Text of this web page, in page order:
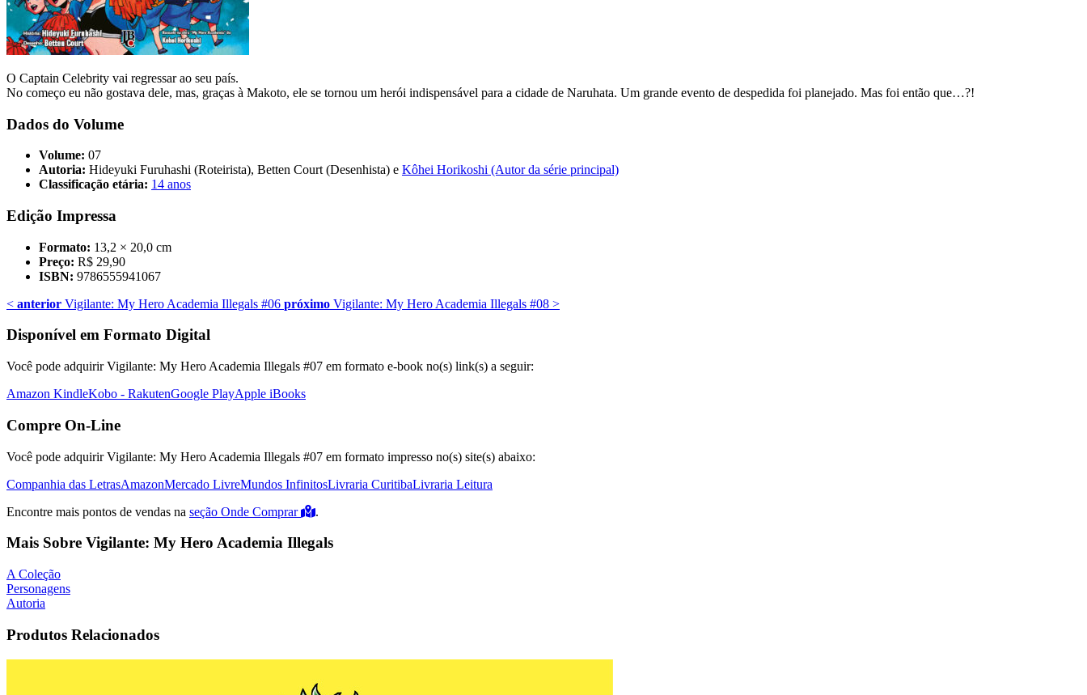
O Captain Celebrity vai regressar ao seu país.
No começo eu não gostava dele, mas, graças à Makoto, ele se tornou um herói indispensável para a cidade de Naruhata. Um grande evento de despedida foi planejado. Mas foi então que…?!
Dados do Volume
Volume: 07
Autoria: Hideyuki Furuhashi (Roteirista), Betten Court (Desenhista) e Kôhei Horikoshi (Autor da série principal)
Classificação etária: 14 anos
Edição Impressa
Formato: 13,2 × 20,0 cm
Preço: R$ 29,90
ISBN: 9786555941067
< anterior Vigilante: My Hero Academia Illegals #06 próximo Vigilante: My Hero Academia Illegals #08 >
Disponível em Formato Digital
Você pode adquirir Vigilante: My Hero Academia Illegals #07 em formato e-book no(s) link(s) a seguir:
Amazon KindleKobo - RakutenGoogle PlayApple iBooks
Compre On-Line
Você pode adquirir Vigilante: My Hero Academia Illegals #07 em formato impresso no(s) site(s) abaixo:
Companhia das LetrasAmazonMercado LivreMundos InfinitosLivraria CuritibaLivraria Leitura
Encontre mais pontos de vendas na seção Onde Comprar .
Mais Sobre Vigilante: My Hero Academia Illegals
A Coleção
Personagens
Autoria
Produtos Relacionados